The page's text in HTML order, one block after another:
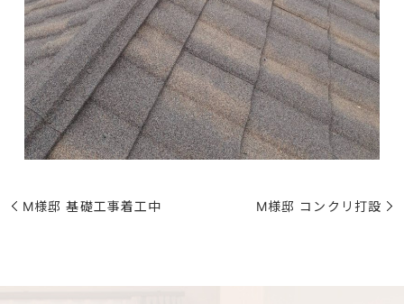
M様邸 基礎工事着工中 M様邸 コンクリ打設